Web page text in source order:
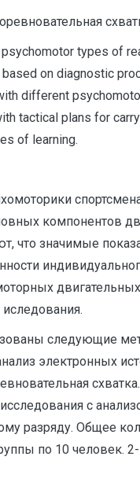
types of
on diagnostic
different
tactical plans for
of learning.
компонентов
что значимые
следующие
электронных
с
разряду. Общее
по 10 человек.